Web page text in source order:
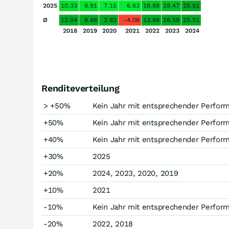
2025 10.33 8.91 7.15 6.63 16.88 19.47 25.51
Ø
12.04 8.66 2.62 -4.06 13.86 16.59 25.51
2018
2019 2020 2021 2022 2023 2024
Renditeverteilung
> +50%
Kein Jahr mit entsprechender
+50%
Kein Jahr mit entsprechender
+40%
Kein Jahr mit entsprechender
+30%
2025
+20%
2024, 2023, 2020, 2019
+10%
2021
-10%
Kein Jahr mit entsprechender
-20%
2022, 2018